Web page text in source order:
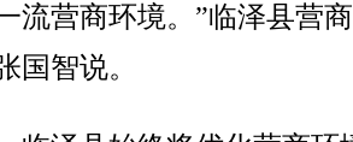
流营商环境。”临泽县营
国智说。